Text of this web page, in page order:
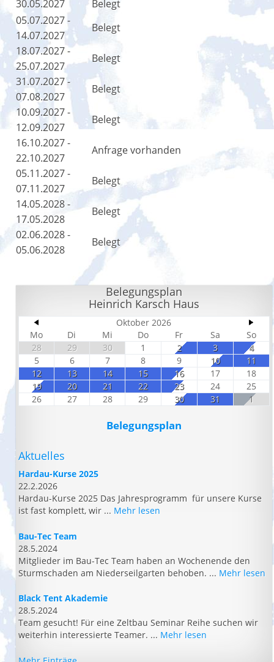
30.05.2027
Belegt
05.07.2027 -
14.07.2027
Belegt
18.07.2027 -
25.07.2027
Belegt
31.07.2027 -
07.08.2027
Belegt
10.09.2027 -
12.09.2027
Belegt
16.10.2027 -
22.10.2027
Anfrage vorhanden
05.11.2027 -
07.11.2027
Belegt
14.05.2028 -
17.05.2028
Belegt
02.06.2028 -
05.06.2028
Belegt
Belegungsplan
Heinrich Karsch Haus
Oktober 2026
Mo
Di Mi Do Fr Sa
So
28
29 30 1 2 3
4
5
6 7 8 9 10
11
12
13 14 15 16 17
18
19
20 21 22 23 24
25
26
27 28 29 30 31 1
Belegungsplan
Aktuelles
Hardau-Kurse 2025
22.2.2026
Hardau-Kurse 2025 Das Jahresprogramm für unsere Kurse
ist fast komplett, wir ... Mehr lesen
Bau-Tec Team
28.5.2024
Mitglieder im Bau-Tec Team haben an Wochenende den
Sturmschaden am Niederseilgarten behoben. ... Mehr lesen
Black Tent Akademie
28.5.2024
Team gesucht! Für eine Zeltbau Seminar Reihe suchen wir
weiterhin interessierte Teamer. ... Mehr lesen